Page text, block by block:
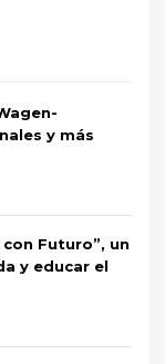
y más
Futuro”, un
y educar el